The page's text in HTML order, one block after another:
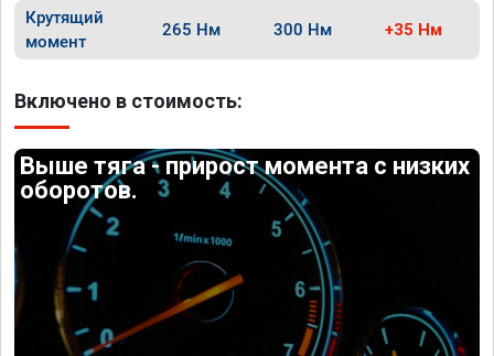
Крутящий
момент
265 Нм 300 Нм +35 Нм
Включено в стоимость:
Выше тяга - прирост момента с низких
оборотов.